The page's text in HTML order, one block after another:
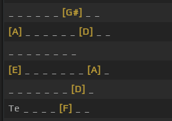
[G#]
[A]
[D]
[E]
[A]
[D]
Te _ _ _ _
[F]